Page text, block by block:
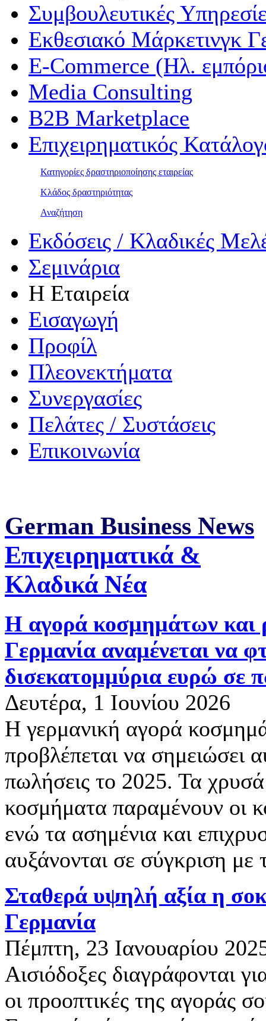
Συμβουλευτικές
Εκθεσιακό Μάρκετινγκ
E-Commerce (Ηλ.
Media Consulting
B2B Marketplace
Επιχειρηματικός
Κατηγορίες δραστηριοποίησης εταιρείας
Κλάδος δραστηριότητας
Αναζήτηση
Εκδόσεις / Κλαδικές
Σεμινάρια
Η Εταιρεία
Εισαγωγή
Προφίλ
Πλεονεκτήματα
Συνεργασίες
Πελάτες / Συστάσεις
Επικοινωνία
German Business News
Επιχειρηματικά &
Κλαδικά Νέα
Η αγορά κοσμημάτων και
Γερμανία αναμένεται να
δισεκατομμύρια ευρώ σε
Δευτέρα, 1 Ιουνίου 2026
Η γερμανική αγορά
προβλέπεται να σημειώσει
πωλήσεις το 2025. Τα χρυσά
κοσμήματα παραμένουν οι
ενώ τα ασημένια και
αυξάνονται σε σύγκριση με
Σταθερά υψηλή αξία η
Γερμανία
Πέμπτη, 23 Ιανουαρίου
Αισιόδοξες διαγράφονται
οι προοπτικές της αγοράς